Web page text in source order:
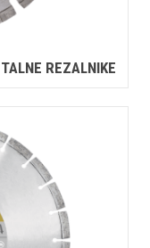
REZALNIKE